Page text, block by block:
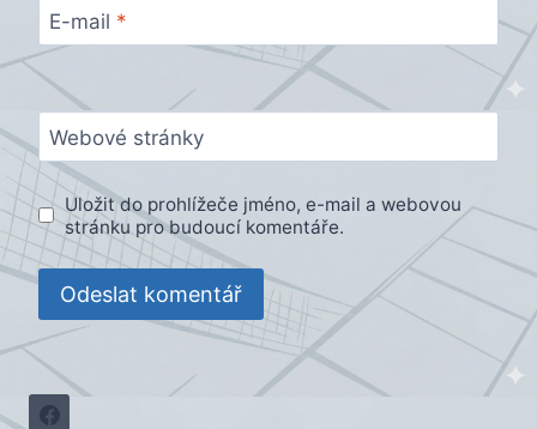
E-mail *
Webové stránky
Uložit do prohlížeče jméno, e-mail a webovou
stránku pro budoucí komentáře.